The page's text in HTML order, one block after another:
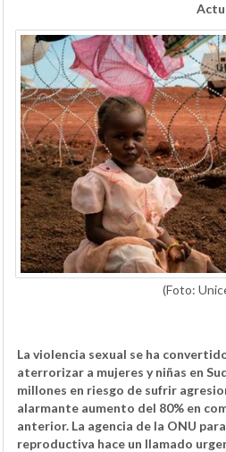
(Foto:
La violencia sexual se ha
aterrorizar a mujeres y niñas en
millones en riesgo de sufrir
alarmante aumento del 80% en
anterior. La agencia de la ONU
reproductiva hace un llamado